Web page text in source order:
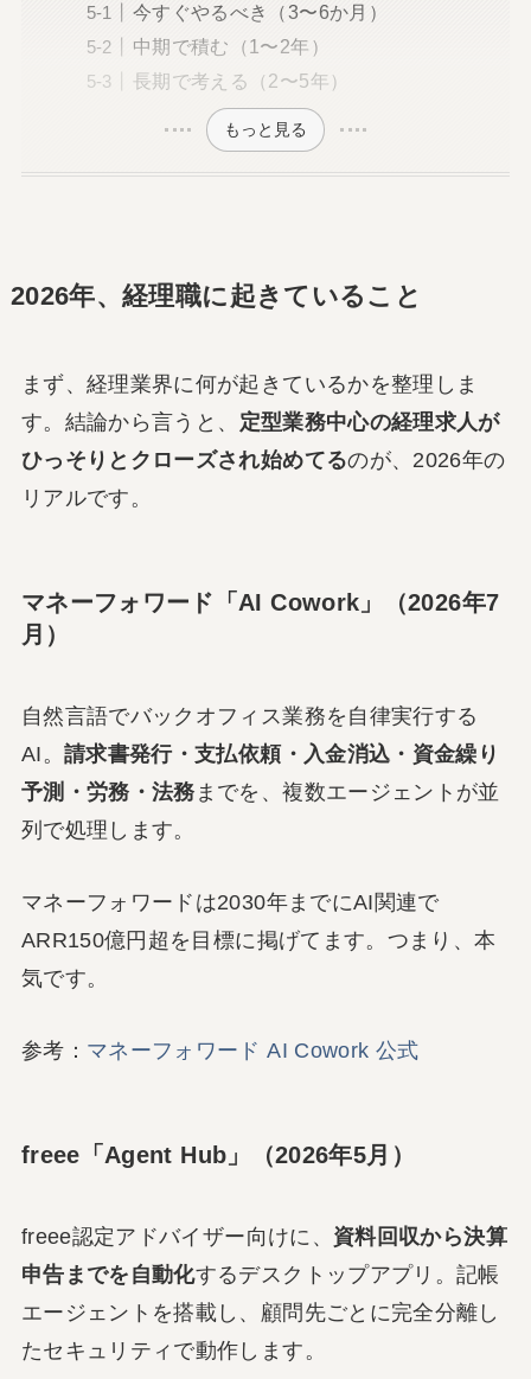
今すぐやるべき（3〜6か月）
中期で積む（1〜2年）
長期で考える（2〜5年）
もっと見る
2026年、経理職に起きていること
まず、経理業界に何が起きているかを整理しま
す。結論から言うと、 定型業務中心の経理求人が
ひっそりとクローズされ始めてるのが、2026年の
リアルです。
マネーフォワード「AI Cowork」（2026年7
月）
自然言語でバックオフィス業務を自律実行する
AI。 請求書発行・支払依頼・入金消込・資金繰り
予測・労務・法務 までを、複数エージェントが並
列で処理します。
マネーフォワードは2030年までにAI関連で
ARR150億円超を目標に掲げてます。つまり、本
気です。
参考： マネーフォワード AI Cowork 公式
freee「Agent Hub」（2026年5月）
freee認定アドバイザー向けに、 資料回収から決算
申告までを自動化するデスクトップアプリ。記帳
エージェントを搭載し、顧問先ごとに完全分離し
たセキュリティで動作します。